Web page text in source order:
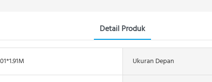
Detail Produk
Ukuran Depan